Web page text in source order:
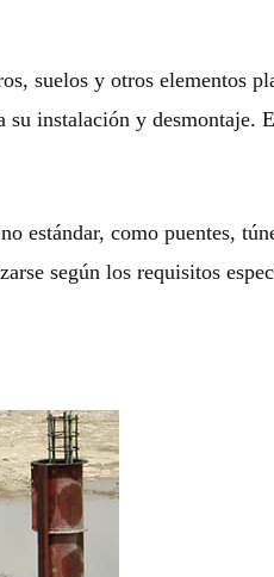
suelos y otros elementos
instalación y desmontaje.
estándar, como puentes,
según los requisitos